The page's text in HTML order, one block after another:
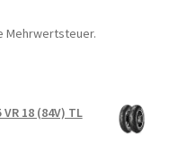
Mehrwertsteuer.
18 (84V) TL